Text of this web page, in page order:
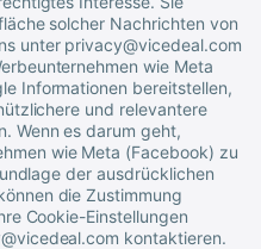
solcher Nachrichten von
unter privacy@vicedeal.com
wie Meta
Informationen bereitstellen,
und relevantere
Wenn es darum geht,
wie Meta (Facebook) zu
der ausdrücklichen
die Zustimmung
Cookie-Einstellungen
kontaktieren.